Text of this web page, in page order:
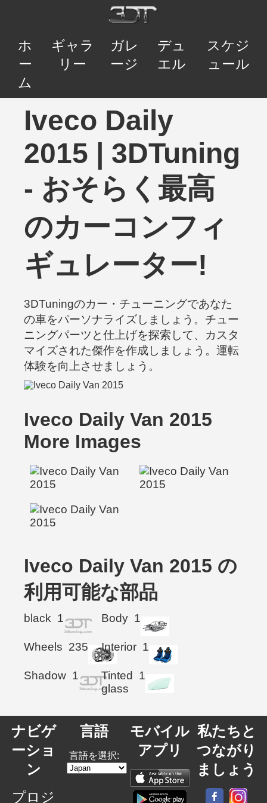
ホ
ー
ム
ギャラ
リー
ガレ
ージ
デュ
エル
スケジ
ュール
Iveco Daily
2015 | 3DTuning
- おそらく最高
のカーコンフィ
ギュレーター!
3DTuningのカー・チューニングであなた
の車をパーソナライズしましょう。チュー
ニングパーツと仕上げを探索して、カスタ
マイズされた傑作を作成しましょう。運転
体験を向上させましょう。
Iveco Daily Van 2015
More Images
Iveco Daily Van 2015 の
利用可能な部品
black 1 Body 1
Wheels 235 Interior 1
Shadow 1
Tinted
glass
1
ナビゲ
ーショ
ン
プロジ
言語
言語を選択:
モバイル
アプリ
私たちと
つながり
ましょう